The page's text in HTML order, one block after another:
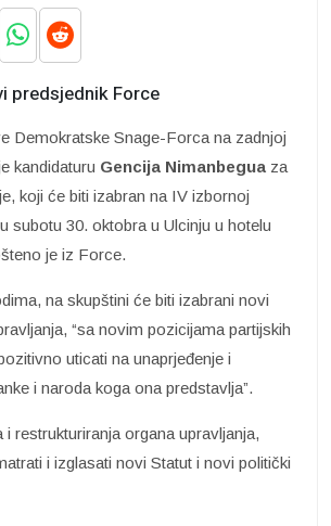
predsjednik Force
Demokratske Snage-Forca na zadnjoj
kandidaturu Gencija Nimanbegua za
koji će biti izabran na IV izbornoj
subotu 30. oktobra u Ulcinju u hotelu
je iz Force.
na skupštini će biti izabrani novi
“sa novim pozicijama partijskih
uticati na unaprjeđenje i
i naroda koga ona predstavlja”.
restrukturiranja organa upravljanja,
i izglasati novi Statut i novi politički